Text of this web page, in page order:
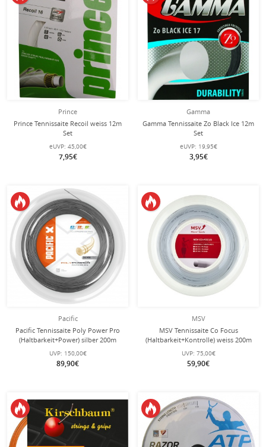
Prince
Prince Tennissaite Recoil weiss 12m
Set
eUVP: 45,00€
7,95€
Gamma
Gamma Tennissaite Zo Black Ice 12m
Set
eUVP: 19,95€
3,95€
Pacific
Pacific Tennissaite Poly Power Pro
(Haltbarkeit+Power) silber 200m
Rolle
UVP: 150,00€
89,90€
MSV
MSV Tennissaite Co Focus
(Haltbarkeit+Kontrolle) weiss 200m
Rolle
UVP: 75,00€
59,90€